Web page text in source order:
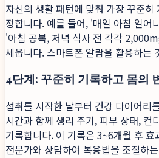
자신의 생활 패턴에 맞춰 가장 꾸준히
정합니다. 예를 들어, '매일 아침 일
'아침 공복, 저녁 식사 전 각각
세웁니다. 스마트폰 알람을 활용하는
4단계: 꾸준히 기록하고 몸의
섭취를 시작한 날부터 건강 다이어리
시간과 함께 생리 주기, 피부 상태, 컨
기록합니다. 이 기록은 3~6개월 후 효
전문가와 상담하여 복용법을 조절하